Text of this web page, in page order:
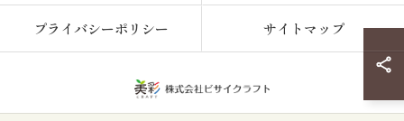
プライバシーポリシー サイトマップ